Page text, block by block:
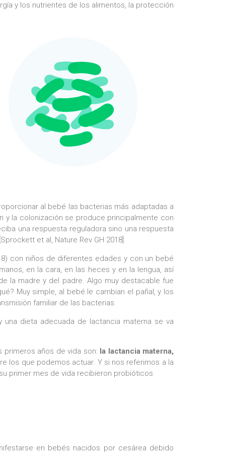
y los nutrientes de los alimentos, la protección
al bebé las bacterias más adaptadas a
y la colonización se produce principalmente con
una respuesta reguladora sino una respuesta
et al, Nature Rev GH 2018].
con niños de diferentes edades y con un bebé
en la cara, en las heces y en la lengua, así
la madre y del padre. Algo muy destacable fue
Muy simple, al bebé le cambian el pañal, y los
familiar de las bacterias.
dieta adecuada de lactancia materna se va
años de vida son: la lactancia materna,
los que podemos actuar. Y si nos referimos a la
primer mes de vida recibieron probióticos
en bebés nacidos por cesárea debido